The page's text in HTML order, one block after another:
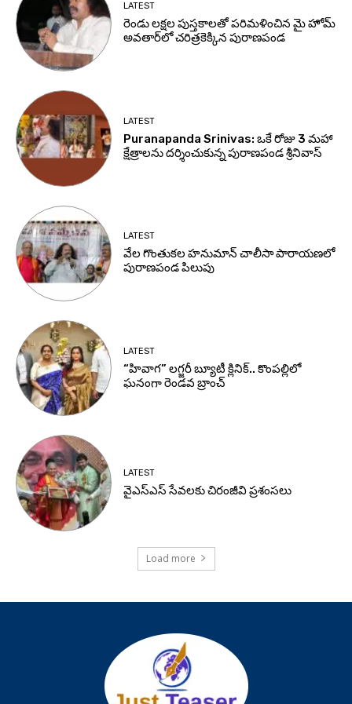
LATEST
రెండు లక్షల పుస్తకాలతో పరిమళించిన మై హోమ్
అవతార్‌లో చరిత్రకెక్కిన పురాణపండ
LATEST
Puranapanda Srinivas: ఒకే రోజు 3 మహా
క్షేత్రాలను దర్శించుకున్న పురాణపండ శ్రీనివాస్
LATEST
వేల గొంతుకల హనుమాన్ చాలీసా పారాయణలో
పురాణపండ పిలుపు
LATEST
“హివాగ” లగ్జరీ బ్యూటీ క్లినిక్.. కొంపల్లిలో
ఘనంగా రెండవ బ్రాంచ్
LATEST
వైఎస్ఎస్ సేవలకు చిరంజీవి ప్రశంసలు
Load more